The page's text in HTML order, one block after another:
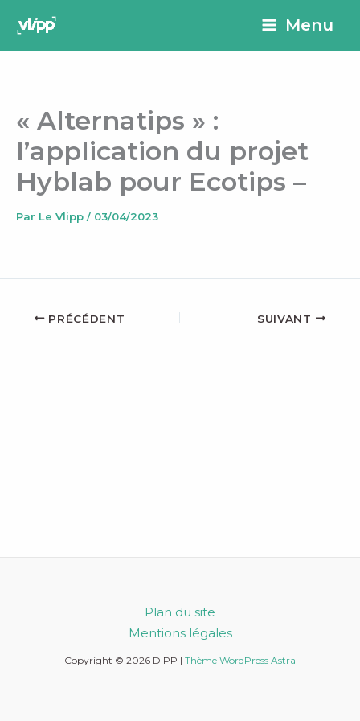
principal
Menu
« Alternatips » :
l’application du projet
Hyblab pour Ecotips –
Par Le Vlipp / 03/04/2023
PRÉCÉDENT SUIVANT
Plan du site
Mentions légales
Copyright © 2026 DIPP | Thème WordPress Astra